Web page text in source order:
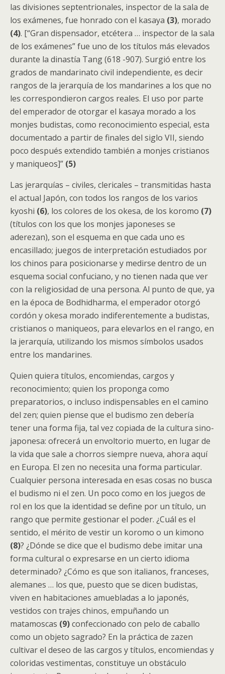
las divisiones septentrionales, inspector de la sala de
los exámenes, fue honrado con el kasaya (3), morado
(4). [“Gran dispensador, etcétera … inspector de la sala
de los exámenes” fue uno de los títulos más elevados
durante la dinastía Tang (618 -907). Surgió entre los
grados de mandarinato civil independiente, es decir
rangos de la jerarquía de los mandarines a los que no
les correspondieron cargos reales. El uso por parte
del emperador de otorgar el kasaya morado a los
monjes budistas, como reconocimiento especial, esta
documentado a partir de finales del siglo VII, siendo
poco después extendido también a monjes cristianos
y maniqueos]” (5)
Las jerarquías – civiles, clericales – transmitidas hasta
el actual Japón, con todos los rangos de los varios
kyoshi (6), los colores de los okesa, de los koromo (7)
(títulos con los que los monjes japoneses se
aderezan), son el esquema en que cada uno es
encasillado; juegos de interpretación estudiados por
los chinos para posicionarse y medirse dentro de un
esquema social confuciano, y no tienen nada que ver
con la religiosidad de una persona. Al punto de que, ya
en la época de Bodhidharma, el emperador otorgó
cordón y okesa morado indiferentemente a budistas,
cristianos o maniqueos, para elevarlos en el rango, en
la jerarquía, utilizando los mismos símbolos usados
entre los mandarines.
Quien quiera títulos, encomiendas, cargos y
reconocimiento; quien los proponga como
preparatorios, o incluso indispensables en el camino
del zen; quien piense que el budismo zen debería
tener una forma fija, tal vez copiada de la cultura sino-
japonesa: ofrecerá un envoltorio muerto, en lugar de
la vida que sale a chorros siempre nueva, ahora aquí
en Europa. El zen no necesita una forma particular.
Cualquier persona interesada en esas cosas no busca
el budismo ni el zen. Un poco como en los juegos de
rol en los que la identidad se define por un título, un
rango que permite gestionar el poder. ¿Cuál es el
sentido, el mérito de vestir un koromo o un kimono
(8)? ¿Dónde se dice que el budismo debe imitar una
forma cultural o expresarse en un cierto idioma
determinado? ¿Cómo es que son italianos, franceses,
alemanes … los que, puesto que se dicen budistas,
viven en habitaciones amuebladas a lo japonés,
vestidos con trajes chinos, empuñando un
matamoscas (9)confeccionado con pelo de caballo
como un objeto sagrado? En la práctica de zazen
cultivar el deseo de las cargos y títulos, encomiendas y
coloridas vestimentas, constituye un obstáculo